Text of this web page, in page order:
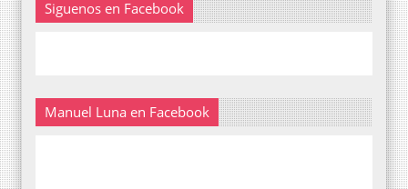
Siguenos en Facebook
Manuel Luna en Facebook